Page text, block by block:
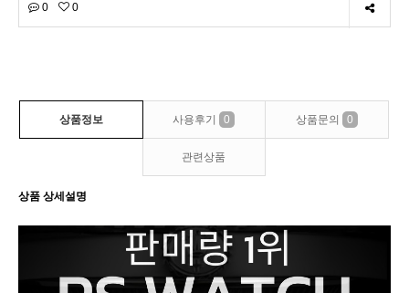
0 0
상품정보 사용후기 0 상품문의 0
관련상품
상품 상세설명